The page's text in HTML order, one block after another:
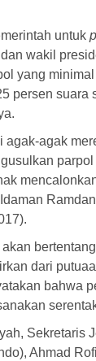
untuk
wakil
yang
persen suara
agak-agak
parpol
dari
bahwa
Sekretaris
Ahmad